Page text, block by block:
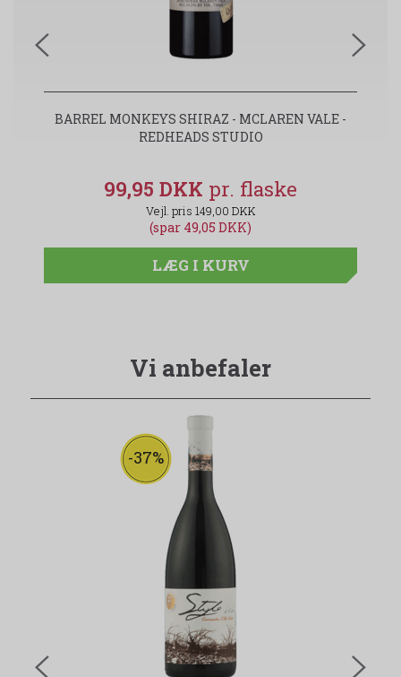
BARREL MONKEYS SHIRAZ - MCLAREN VALE -
REDHEADS STUDIO
99,95 DKK
149,00 DKK
(spar 49,05 DKK)
LÆG I KURV
Vi anbefaler
-37%